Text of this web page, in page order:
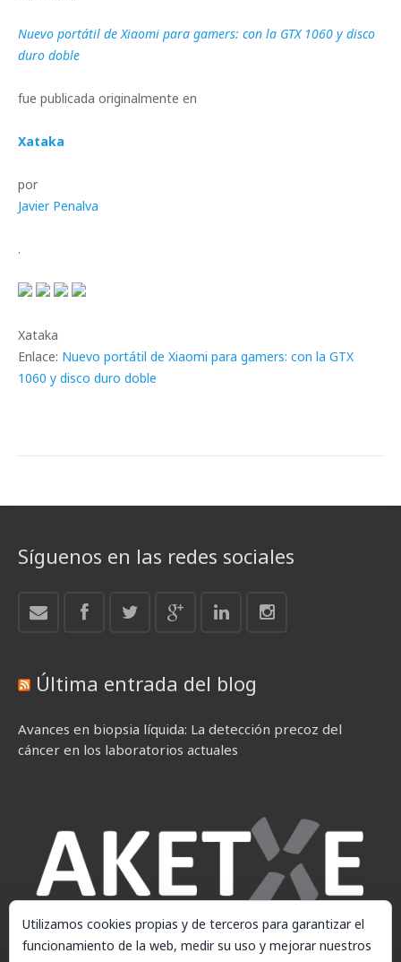
Nuevo portátil de Xiaomi para gamers: con la GTX 1060 y disco
duro doble
fue publicada originalmente en
Xataka
por
Javier Penalva
.
Xataka
Enlace: Nuevo portátil de Xiaomi para gamers: con la GTX
1060 y disco duro doble
Síguenos en las redes sociales
Última entrada del blog
Avances en biopsia líquida: La detección precoz del
cáncer en los laboratorios actuales
Utilizamos cookies propias y de terceros para garantizar el
funcionamiento de la web, medir su uso y mejorar nuestros